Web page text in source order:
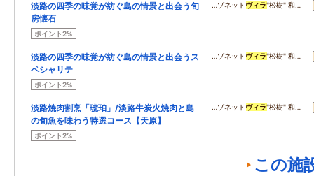
淡路の四季の味覚が紡ぐ島の情景と出会う旬
房懐石
ポイント2%
…ゾネット ヴィラ"松樹" 和…
淡路の四季の味覚が紡ぐ島の情景と出会うス
ペシャリテ
ポイント2%
…ゾネット ヴィラ"松樹" 和…
淡路焼肉割烹「琥珀」/淡路牛炭火焼肉と島
の旬魚を味わう特選コース【天原】
ポイント2%
…ゾネット ヴィラ"松樹" 和…
この施